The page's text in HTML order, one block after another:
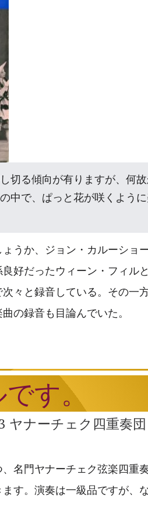
切る傾向が有りますが、何
中で、ぱっと花が咲くよう
うか、ジョン・カルーショ
好だったウィーン・フィ
々と録音している。その
の録音も目論んでいた。
す。
ヤナーチェク四重奏
名門ヤナーチェク弦楽四
す。演奏は一級品ですが、